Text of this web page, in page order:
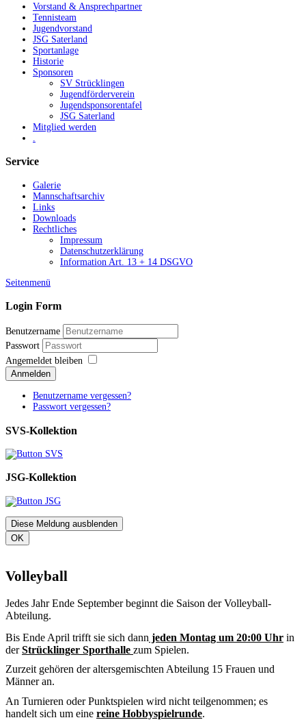
Vorstand & Ansprechpartner
Tennisteam
Jugendvorstand
JSG Saterland
Sportanlage
Historie
Sponsoren
SV Strücklingen
Jugendförderverein
Jugendsponsorentafel
JSG Saterland
Mitglied werden
Service
Galerie
Mannschaftsarchiv
Links
Downloads
Rechtliches
Impressum
Datenschutzerklärung
Information Art. 13 + 14 DSGVO
Seitenmenü
Login Form
Benutzername
Passwort
Angemeldet bleiben
Anmelden
Benutzername vergessen?
Passwort vergessen?
SVS-Kollektion
JSG-Kollektion
Diese Meldung ausblenden
OK
Volleyball
Jedes Jahr Ende September beginnt die Saison der Volleyball-
Abteilung.
Bis Ende April trifft sie sich dann jeden Montag um 20:00 Uhr in
derStrücklinger Sporthalle zum Spielen.
Zurzeit gehören der altersgemischten Abteilung 15 Frauen und
Männer an.
An Turnieren oder Punktspielen wird nicht teilgenommen; es
handelt sich um eine reine Hobbyspielrunde.